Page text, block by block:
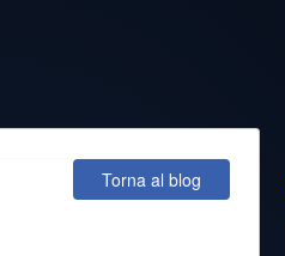
Torna al blog